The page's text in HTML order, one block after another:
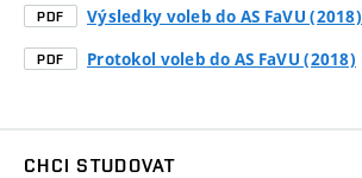
PDF Výsledky voleb do AS FaVU (2018)
PDF Protokol voleb do AS FaVU (2018)
CHCI STUDOVAT